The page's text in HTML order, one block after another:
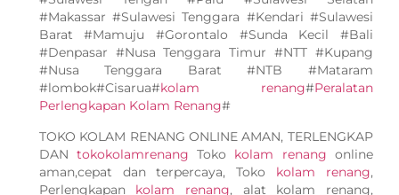
#Makassar #Sulawesi Tenggara #Kendari #Sulawesi
Barat #Mamuju #Gorontalo #Sunda Kecil #Bali
#Denpasar #Nusa Tenggara Timur #NTT #Kupang
#Nusa Tenggara Barat #NTB #Mataram
#lombok#Cisarua#kolam renang#Peralatan
Perlengkapan Kolam Renang#
TOKO KOLAM RENANG ONLINE AMAN, TERLENGKAP
DANtokokolamrenang Toko kolam renang online
aman,cepat dan terpercaya, Toko kolam renang,
Perlengkapan kolam renang, alat kolam renang,